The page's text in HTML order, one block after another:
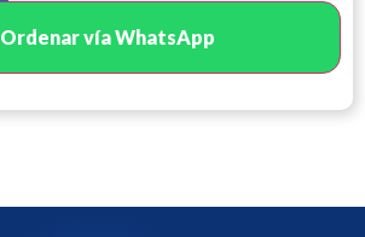
Ordenar vía WhatsApp